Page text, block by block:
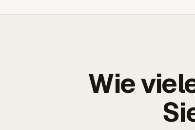
Wie